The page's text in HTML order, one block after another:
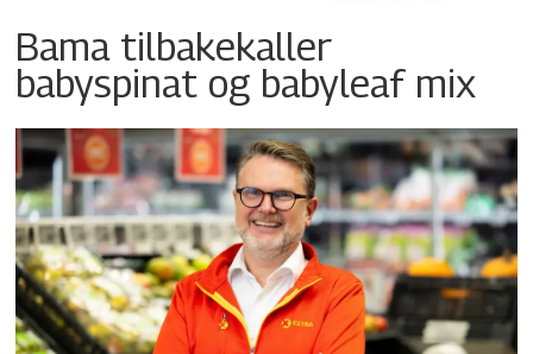
Bama tilbakekaller
babyspinat og babyleaf mix